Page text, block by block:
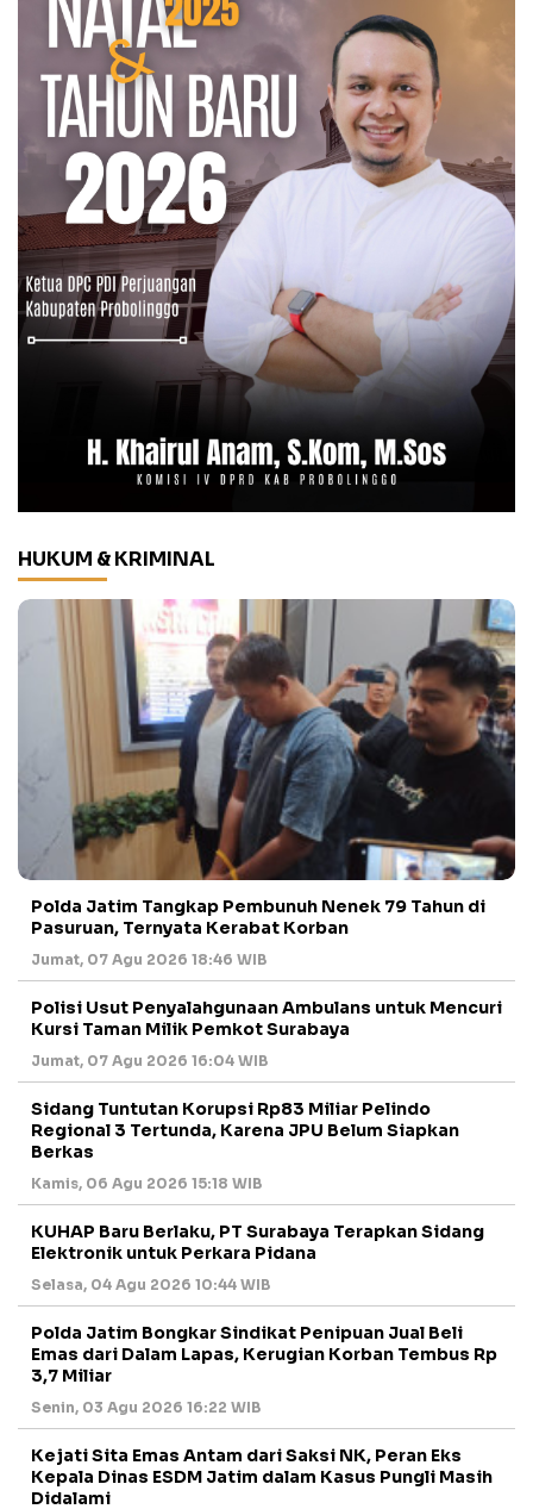
HUKUM & KRIMINAL
Polda Jatim Tangkap Pembunuh Nenek 79 Tahun di
Pasuruan, Ternyata Kerabat Korban
Jumat, 07 Agu 2026 18:46 WIB
Polisi Usut Penyalahgunaan Ambulans untuk Mencuri
Kursi Taman Milik Pemkot Surabaya
Jumat, 07 Agu 2026 16:04 WIB
Sidang Tuntutan Korupsi Rp83 Miliar Pelindo
Regional 3 Tertunda, Karena JPU Belum Siapkan
Berkas
Kamis, 06 Agu 2026 15:18 WIB
KUHAP Baru Berlaku, PT Surabaya Terapkan Sidang
Elektronik untuk Perkara Pidana
Selasa, 04 Agu 2026 10:44 WIB
Polda Jatim Bongkar Sindikat Penipuan Jual Beli
Emas dari Dalam Lapas, Kerugian Korban Tembus Rp
3,7 Miliar
Senin, 03 Agu 2026 16:22 WIB
Kejati Sita Emas Antam dari Saksi NK, Peran Eks
Kepala Dinas ESDM Jatim dalam Kasus Pungli Masih
Didalami